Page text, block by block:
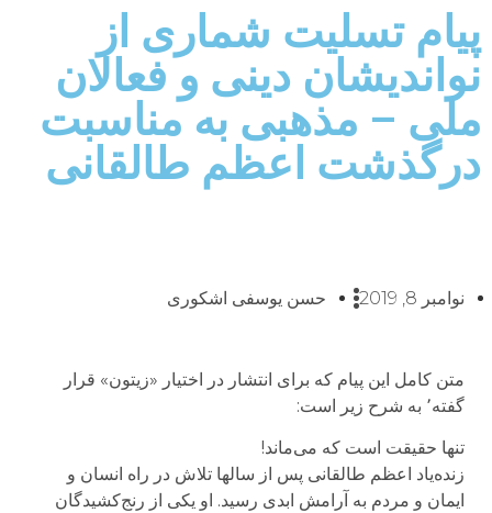
پیام تسلیت شماری از
نواندیشان دینی و فعالان
ملی – مذهبی به مناسبت
درگذشت اعظم طالقانی
نوامبر 8, 2019 حسن یوسفی اشکوری
متن کامل این پیام که برای انتشار در اختیار «زیتون» قرار
گفته٬ به شرح زیر است:
تنها حقیقت است که می‌ماند!
زنده‌یاد اعظم طالقانی پس از سالها تلاش در راه انسان و
ایمان و مردم به آرامش ابدی رسید. او یکی از رنج‌کشیدگان